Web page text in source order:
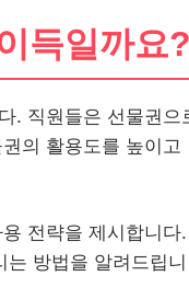
득일까요?
. 직원들은 선물권으
의 활용도를 높이고
전략을 제시합니다.
방법을 알려드립니